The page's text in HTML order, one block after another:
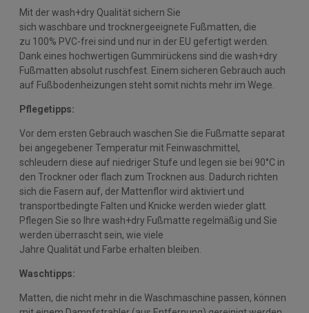
Mit der wash+dry Qualität sichern Sie
sich waschbare und trocknergeeignete Fußmatten, die
zu 100% PVC-frei sind und nur in der EU gefertigt werden.
Dank eines hochwertigen Gummirückens sind die wash+dry
Fußmatten absolut ruschfest. Einem sicheren Gebrauch auch
auf Fußbodenheizungen steht somit nichts mehr im Wege.
Pflegetipps:
Vor dem ersten Gebrauch waschen Sie die Fußmatte separat
bei angegebener Temperatur mit Feinwaschmittel,
schleudern diese auf niedriger Stufe und legen sie bei 90°C in
den Trockner oder flach zum Trocknen aus. Dadurch richten
sich die Fasern auf, der Mattenflor wird aktiviert und
transportbedingte Falten und Knicke werden wieder glatt.
Pflegen Sie so Ihre wash+dry Fußmatte regelmäßig und Sie
werden überrascht sein, wie viele
Jahre Qualität und Farbe erhalten bleiben.
Waschtipps:
Matten, die nicht mehr in die Waschmaschine passen, können